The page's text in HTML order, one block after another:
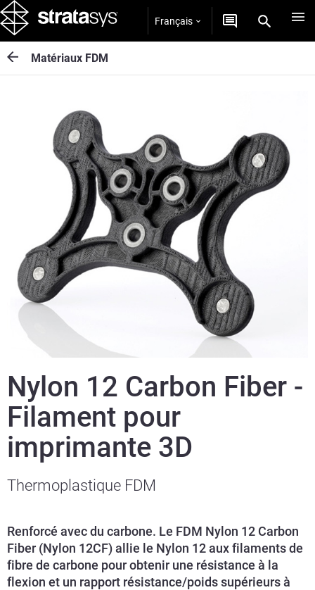
Français
Matériaux FDM
Nylon 12 Carbon Fiber -
Filament pour
imprimante 3D
Thermoplastique FDM
Renforcé avec du carbone. Le FDM Nylon 12 Carbon
Fiber (Nylon 12CF) allie le Nylon 12 aux filaments de
fibre de carbone pour obtenir une résistance à la
flexion et un rapport résistance/poids supérieurs à